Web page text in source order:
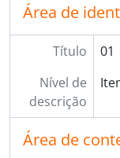
Área de
Título
01
Nível de
descrição
Área de